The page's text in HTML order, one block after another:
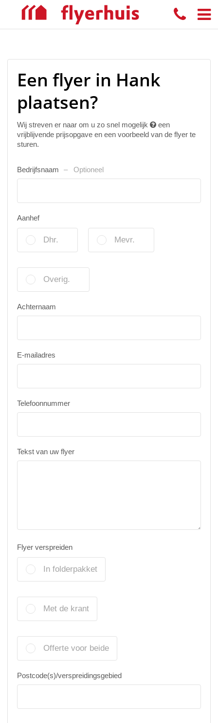
Een flyer in Hank
plaatsen?
Wij streven er naar om u zo snel mogelijk
een
vrijblijvende prijsopgave en een voorbeeld van de flyer te
sturen.
Bedrijfsnaam Optioneel
Aanhef
Dhr. Mevr.
Overig.
Achternaam
E-mailadres
Telefoonnummer
Tekst van uw flyer
Flyer verspreiden
In folderpakket
Met de krant
Offerte voor beide
Postcode(s)/verspreidingsgebied